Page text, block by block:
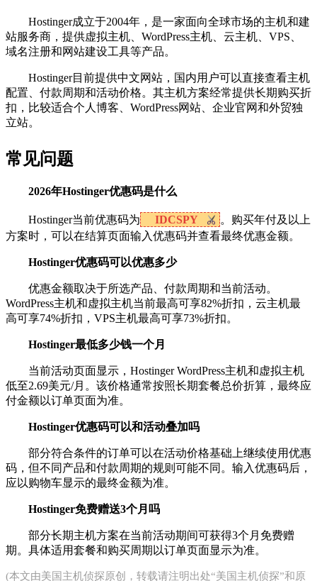
Hostinger成立于2004年，是一家面向全球市场的主机和建
站服务商，提供虚拟主机、WordPress主机、云主机、VPS、
域名注册和网站建设工具等产品。
Hostinger目前提供中文网站，国内用户可以直接查看主机
配置、付款周期和活动价格。其主机方案经常提供长期购买折
扣，比较适合个人博客、WordPress网站、企业官网和外贸独
立站。
常见问题
2026年Hostinger优惠码是什么
Hostinger当前优惠码为 IDCSPY
。购买年付及以上
方案时，可以在结算页面输入优惠码并查看最终优惠金额。
Hostinger优惠码可以优惠多少
优惠金额取决于所选产品、付款周期和当前活动。
WordPress主机和虚拟主机当前最高可享82%折扣，云主机最
高可享74%折扣，VPS主机最高可享73%折扣。
Hostinger最低多少钱一个月
当前活动页面显示，Hostinger WordPress主机和虚拟主机
低至2.69美元/月。该价格通常按照长期套餐总价折算，最终应
付金额以订单页面为准。
Hostinger优惠码可以和活动叠加吗
部分符合条件的订单可以在活动价格基础上继续使用优惠
码，但不同产品和付款周期的规则可能不同。输入优惠码后，
应以购物车显示的最终金额为准。
Hostinger免费赠送3个月吗
部分长期主机方案在当前活动期间可获得3个月免费赠
期。具体适用套餐和购买周期以订单页面显示为准。
(本文由美国主机侦探原创，转载请注明出处“美国主机侦探”和原